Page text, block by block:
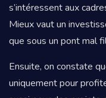
s’intéressent aux
Mieux vaut un
que sous un pont mal
Ensuite, on constate
uniquement pour